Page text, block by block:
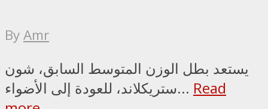
ByAmr
يستعد بطل الوزن المتوسط السابق، شون
ستريكلاند، للعودة إلى الأضواء... Read